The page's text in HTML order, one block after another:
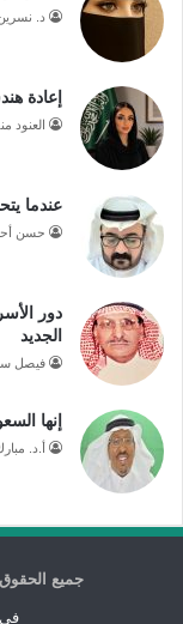
د.
إعادة
العنود
عندما
حسن
دور
الجديد
فيصل
إنها
أ.د.
جميع
فى